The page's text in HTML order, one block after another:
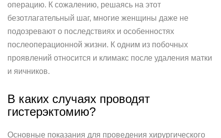
операцию. К сожалению, решаясь на этот
безотлагательный шаг, многие женщины даже не
подозревают о последствиях и особенностях
послеоперационной жизни. К одним из побочных
проявлений относится и климакс после удаления матки
и яичников.
В каких случаях проводят
гистерэктомию?
Основные показания для проведения хирургического